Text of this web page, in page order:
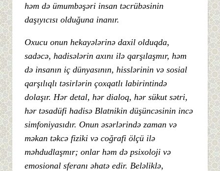
həm də ümumbəşəri insan təcrübəsinin
daşıyıcısı olduğuna inanır.
Oxucu onun hekayələrinə daxil olduqda,
sadəcə, hadisələrin axını ilə qarşılaşmır, həm
də insanın iç dünyasının, hisslərinin və sosial
qarşılıqlı təsirlərin çoxqatlı labirintində
dolaşır. Hər detal, hər dialoq, hər sükut sətri,
hər təsadüfi hadisə Blatnikin düşüncəsinin incə
simfoniyasıdır. Onun əsərlərində zaman və
məkan təkcə fiziki və coğrafi ölçü ilə
məhdudlaşmır; onlar həm də psixoloji və
emosional sferanı əhatə edir. Beləliklə,